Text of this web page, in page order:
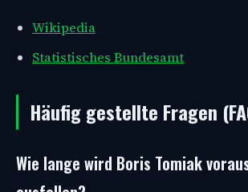
Wikipedia
Statistisches Bundesamt
Häufig gestellte Fragen
Wie lange wird Boris Tomiak